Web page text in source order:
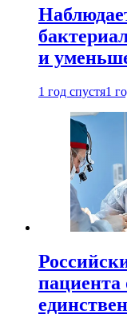
и
1 год спустя1
пациента